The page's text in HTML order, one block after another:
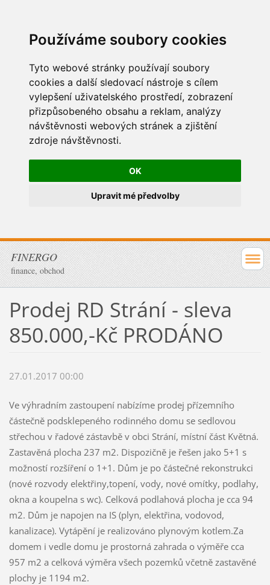
Používáme soubory cookies
Tyto webové stránky používají soubory
cookies a další sledovací nástroje s cílem
vylepšení uživatelského prostředí, zobrazení
přizpůsobeného obsahu a reklam, analýzy
návštěvnosti webových stránek a zjištění
zdroje návštěvnosti.
OK
Upravit mé předvolby
FINERGO
finance, obchod
Prodej RD Strání - sleva
850.000,-Kč PRODÁNO
27.01.2017 00:00
Ve výhradním zastoupení nabízíme prodej přízemního
částečně podsklepeného rodinného domu se sedlovou
střechou v řadové zástavbě v obci Strání, místní část Květná.
Zastavěná plocha 237 m2. Dispozičně je řešen jako 5+1 s
možností rozšíření o 1+1. Dům je po částečné rekonstrukci
(nové rozvody elektřiny,topení, vody, nové omítky, podlahy,
okna a koupelna s wc). Celková podlahová plocha je cca 94
m2. Dům je napojen na IS (plyn, elektřina, vodovod,
kanalizace). Vytápění je realizováno plynovým kotlem.Za
domem i vedle domu je prostorná zahrada o výměře cca
957 m2 a celková výměra všech pozemků včetně zastavěné
plochy je 1194 m2.